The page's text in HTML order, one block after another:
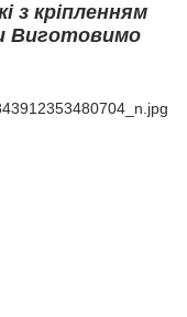
з кріпленням
Виготовимо